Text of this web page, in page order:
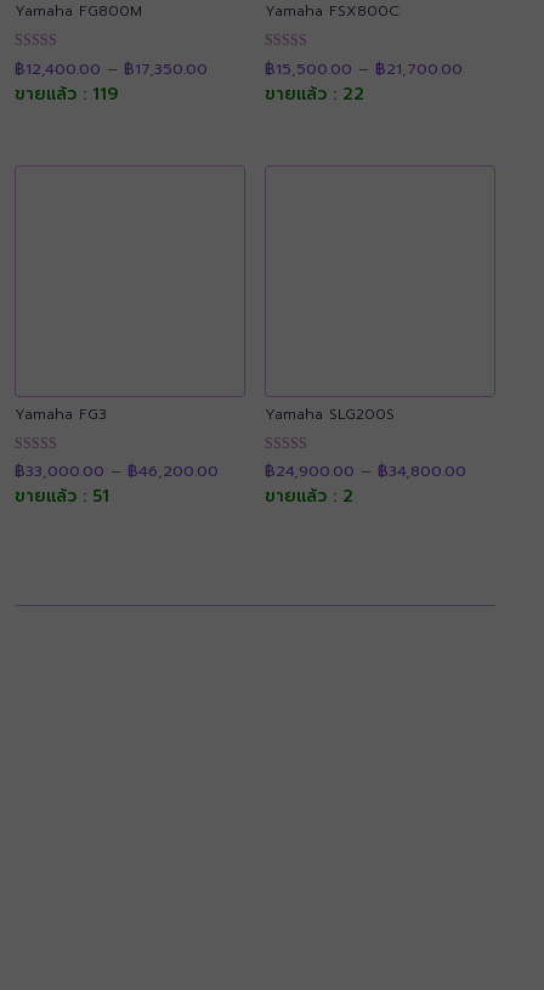
Yamaha FG800M
ให้คะแนน
4.90
ตั้งแต่ 1-5
฿12,400.00 – ฿17,350.00
฿12,400.00
through
ขายแล้ว : 119
Yamaha FSX800C
ให้คะแนน
4.90
ตั้งแต่ 1-5
฿15,500.00 – ฿21,700.00range:
ขายแล้ว : 22
Yamaha FG3
ให้คะแนน
4.90
ตั้งแต่ 1-5
฿33,000.00 – ฿46,200.00
฿33,000.00
through
ขายแล้ว : 51
Yamaha SLG200S
ให้คะแนน
4.89
ตั้งแต่ 1-5
฿24,900.00 – ฿34,800.00range:
ขายแล้ว : 2